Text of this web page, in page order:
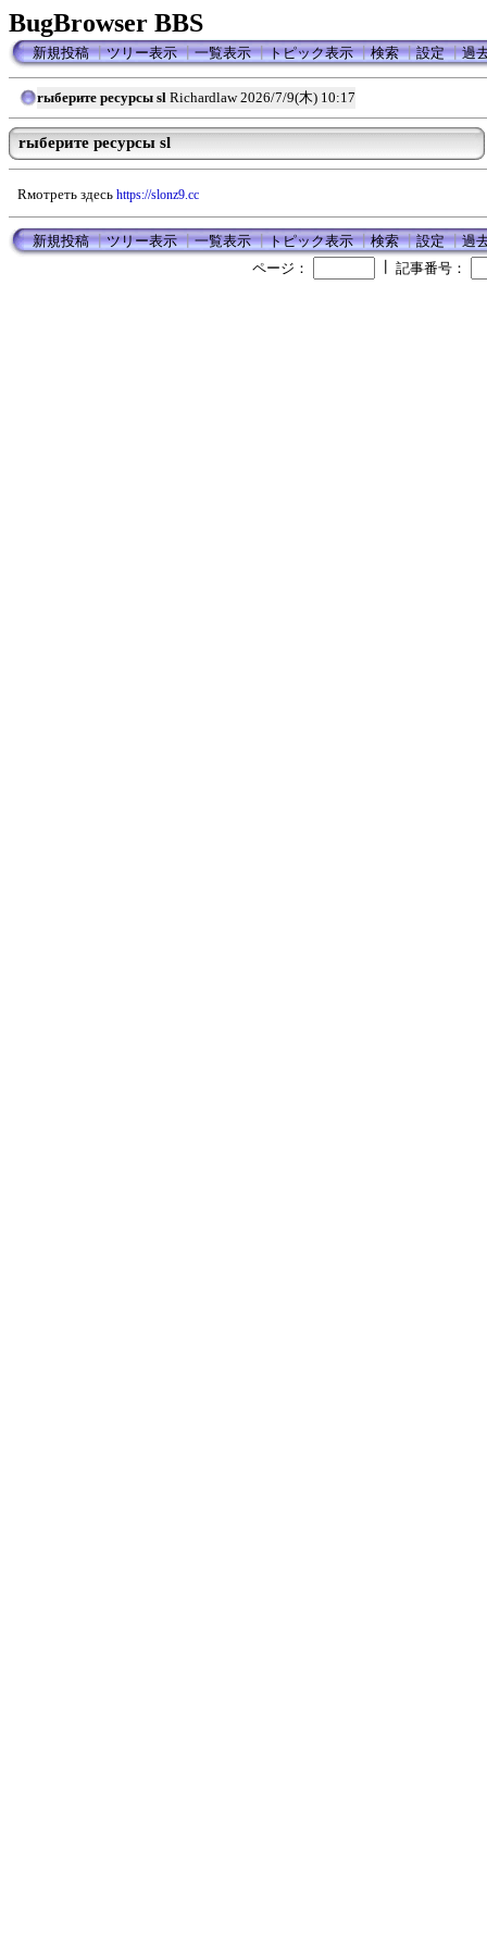
BugBrowser BBS
新規投稿┃ツリー表示┃一覧表示┃トピック表示┃検索┃設定┃過
rыберите ресурсы sl Richardlaw 2026/7/9(木) 10:17
rыберите ресурсы sl
Rмотреть здесь https://slonz9.cc
新規投稿┃ツリー表示┃一覧表示┃トピック表示┃検索┃設定┃過
ページ：
記事番号：